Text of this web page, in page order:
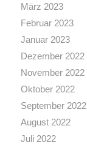
März 2023
Februar 2023
Januar 2023
Dezember 2022
November 2022
Oktober 2022
September 2022
August 2022
Juli 2022